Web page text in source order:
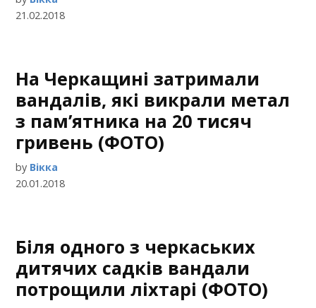
21.02.2018
На Черкащині затримали
вандалів, які викрали метал
з пам’ятника на 20 тисяч
гривень (ФОТО)
by Вікка
20.01.2018
Біля одного з черкаських
дитячих садків вандали
потрощили ліхтарі (ФОТО)